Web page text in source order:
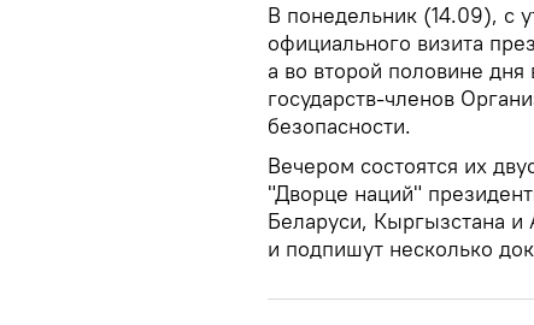
В понедельник (14.09), с
официального визита
а во второй половине
государств-членов
безопасности.
Вечером состоятся их
"Дворце наций"
Беларуси, Кыргызстана и
и подпишут несколько